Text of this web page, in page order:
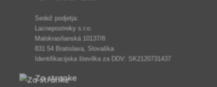
Sedež podjetja:
Lacnepostreky s.r.o.
Malokrasňanská 10137/8
831 54 Bratislava, Slovaška
Identifikacijska številka za DDV: SK2120731437
Za stranke